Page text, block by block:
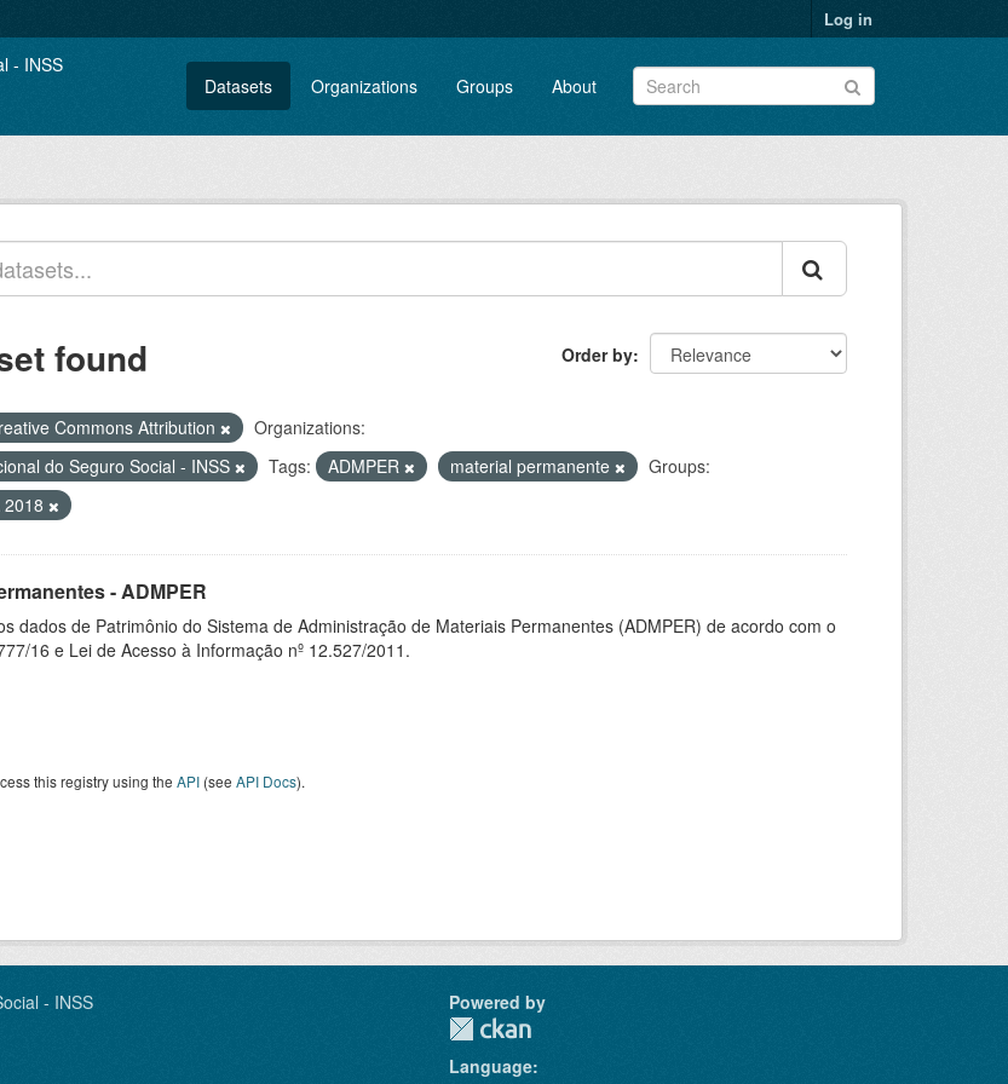
Log in
Datasets Organizations Groups About
Order by
found
Commons Attribution
Organizations:
do Seguro Social - INSS
Tags: ADMPER material permanente
Groups:
2018
- ADMPER
dados de Patrimônio do Sistema de Administração de Materiais Permanentes (ADMPER) de acordo com o
16 e Lei de Acesso à Informação nº 12.527/2011.
this registry using the API (see API Docs).
- INSS
Powered by
Language